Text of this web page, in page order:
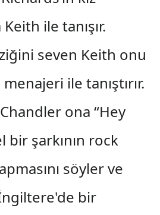
ile tanışır.
seven Keith onu
menajeri ile tanıştırır.
ona “Hey
bir şarkının rock
söyler ve
bir